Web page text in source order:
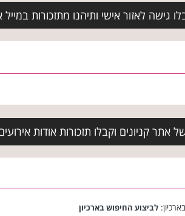
לאזור אישי ותיהנו מתזכורות במייל
קניונים וקבלו תזכורות אודות אירועים
לביצוע החיפוש בארכיון